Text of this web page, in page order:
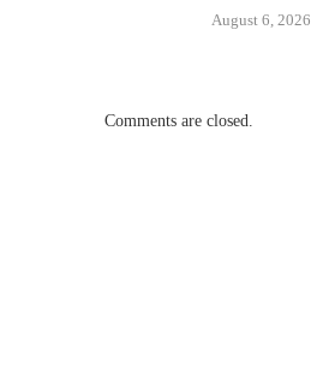
August 6, 2026
Comments are closed.